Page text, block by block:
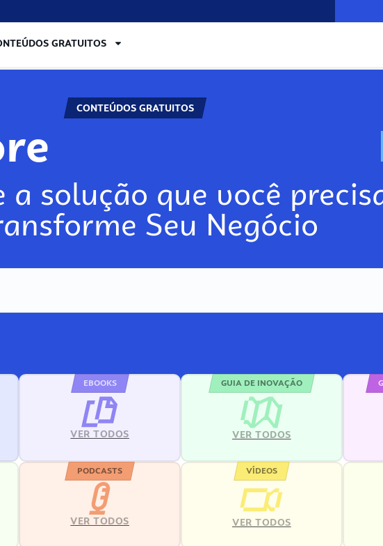
GRATUITOS
CONTEÚDOS GRATUITOS
N
a solução que você
Seu Negócio
EBOOKS
VER TODOS
GUIA DE INOVAÇÃO
VER TODOS
PODCASTS
VER TODOS
VÍDEOS
VER TODOS